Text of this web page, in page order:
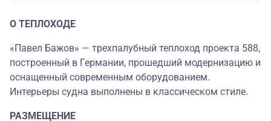
О ТЕПЛОХОДЕ
«Павел Бажов» — трехпалубный теплоход проекта 588,
построенный в Германии, прошедший модернизацию и
оснащенный современным оборудованием.
Интерьеры судна выполнены в классическом стиле.
РАЗМЕЩЕНИЕ